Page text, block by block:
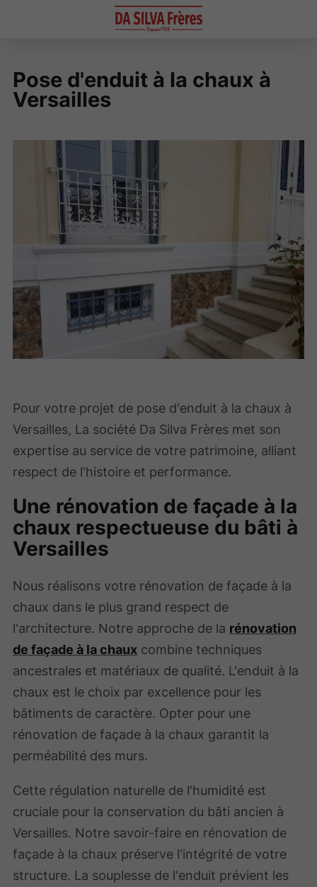
Pose d'enduit à la chaux à
Versailles
Pour votre projet de pose d'enduit à la chaux à
Versailles, La société Da Silva Frères met son
expertise au service de votre patrimoine, alliant
respect de l'histoire et performance.
Une rénovation de façade à la
chaux respectueuse du bâti à
Versailles
Nous réalisons votre rénovation de façade à la
chaux dans le plus grand respect de
l'architecture. Notre approche de la rénovation
de façade à la chaux combine techniques
ancestrales et matériaux de qualité. L'enduit à la
chaux est le choix par excellence pour les
bâtiments de caractère. Opter pour une
rénovation de façade à la chaux garantit la
perméabilité des murs.
Cette régulation naturelle de l'humidité est
cruciale pour la conservation du bâti ancien à
Versailles. Notre savoir-faire en rénovation de
façade à la chaux préserve l'intégrité de votre
structure. La souplesse de l'enduit prévient les